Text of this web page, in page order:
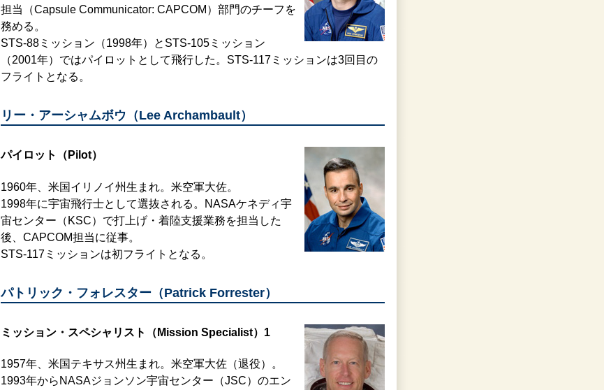
担当（Capsule Communicator: CAPCOM）部門のチーフを
務める。
STS-88ミッション（1998年）とSTS-105ミッション
（2001年）ではパイロットとして飛行した。STS-117ミッションは3回目の
フライトとなる。
リー・アーシャムボウ（Lee Archambault）
パイロット（Pilot）
1960年、米国イリノイ州生まれ。米空軍大佐。
1998年に宇宙飛行士として選抜される。NASAケネディ宇
宙センター（KSC）で打上げ・着陸支援業務を担当した
後、CAPCOM担当に従事。
STS-117ミッションは初フライトとなる。
パトリック・フォレスター（Patrick Forrester）
ミッション・スペシャリスト（Mission Specialist）1
1957年、米国テキサス州生まれ。米空軍大佐（退役）。
1993年からNASAジョンソン宇宙センター（JSC）のエン